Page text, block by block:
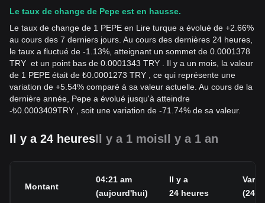
Le taux de change de Pepe est en hausse.
Le taux de change de 1 PEPE en Lire turque a évolué de +2.66%
au cours des 7 derniers jours. Au cours des dernières 24 heures,
le taux a fluctué de -1.13%, atteignant un sommet de 0.0001378
TRY et un point bas de 0.0001343 TRY . Il y a un mois, la valeur
de 1 PEPE était de ₺0.0001273 TRY , ce qui représente une
variation de +5.54% comparé à sa valeur actuelle. Au cours de la
dernière année, Pepe a évolué jusqu'à atteindre
-₺0.0003409TRY , soit une variation de -71.74% de sa valeur.
Il y a 24 heuresIl y a 1 moisIl y a 1 an
Montant
04:21 am
(aujourd'hui)
Il y a
24 heures
(24h)